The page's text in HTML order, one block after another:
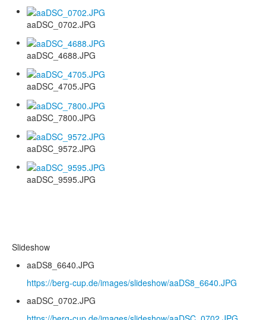
aaDSC_0702.JPG
aaDSC_4688.JPG
aaDSC_4705.JPG
aaDSC_7800.JPG
aaDSC_9572.JPG
aaDSC_9595.JPG
Slideshow
aaDS8_6640.JPG
https://berg-cup.de/images/slideshow/aaDS8_6640.JPG
aaDSC_0702.JPG